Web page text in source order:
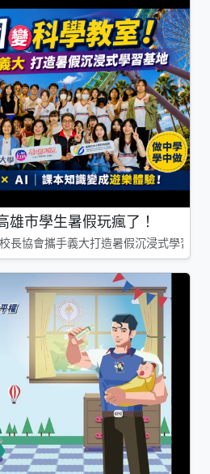
雄市學生暑假玩瘋了！
長協會攜手義大打造暑假沉浸式學習基